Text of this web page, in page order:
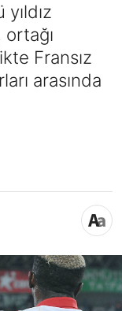
Fransız
arasında